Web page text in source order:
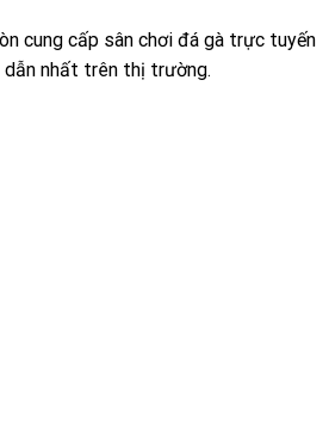
cung cấp sân chơi đá gà trực tuyến
nhất trên thị trường.